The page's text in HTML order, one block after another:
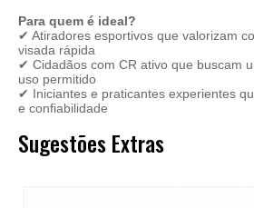
Para quem é ideal?
✔ Atiradores esportivos que valorizam
visada rápida
✔ Cidadãos com CR ativo que buscam
uso permitido
✔ Iniciantes e praticantes experientes
e confiabilidade
Sugestões Extras